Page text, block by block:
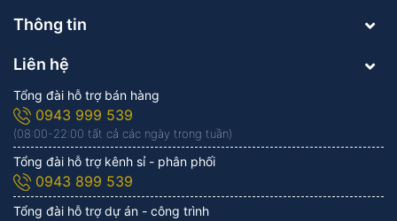
Thông tin
Liên hệ
Tổng đài hỗ trợ bán hàng
0943 999 539
(08:00-22:00 tất cả các ngày trong tuần)
Tổng đài hỗ trợ kênh sỉ - phân phối
0943 899 539
Tổng đài hỗ trợ dự án - công trình